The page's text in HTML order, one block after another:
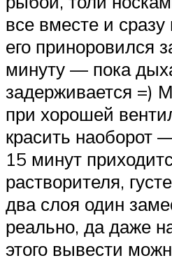
все вместе и
его приноровился
минуту — пока
задерживается =)
при хорошей
красить наоборот
15 минут
растворителя,
два слоя один
реально, да даже
этого вывести